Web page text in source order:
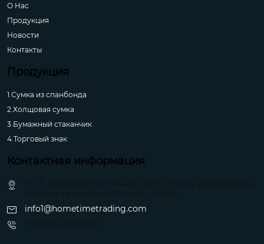
О Hас
Продукция
Новости
Контакты
Продукция
1.Сумка из спанбонда
2.Холщовая сумка
3.Бумажный стаканчик
4.Торговый знак
Контактная информация
info1@hometimetrading.com